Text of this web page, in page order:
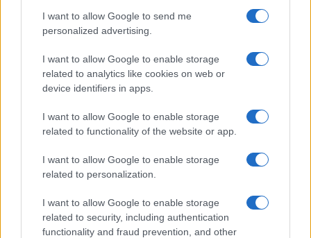
I want to allow Google to send me
personalized advertising.
I want to allow Google to enable storage
related to analytics like cookies on web or
device identifiers in apps.
I want to allow Google to enable storage
related to functionality of the website or app.
I want to allow Google to enable storage
related to personalization.
I want to allow Google to enable storage
related to security, including authentication
functionality and fraud prevention, and other
Új és Használt GSM kiemelt ajánlatok
Apple iPhone 17e